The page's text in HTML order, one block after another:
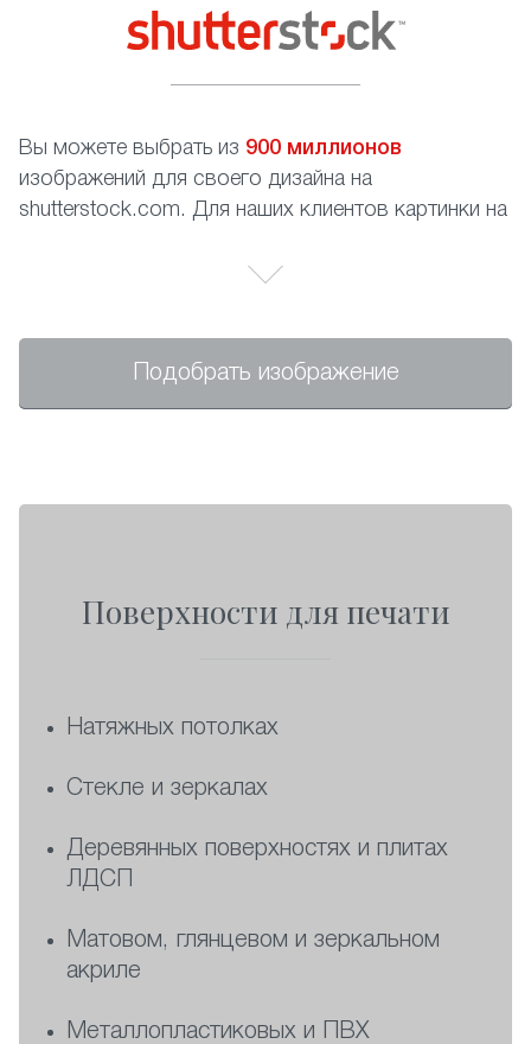
Вы можете выбрать из 900 миллионов
изображений для своего дизайна на
shutterstock.com. Для наших клиентов картинки на
только записать номер изображения.
Подобрать изображение
Поверхности для печати
Натяжных потолках
Стекле и зеркалах
Деревянных поверхностях и плитах
ЛДСП
Матовом, глянцевом и зеркальном
акриле
Металлопластиковых и ПВХ